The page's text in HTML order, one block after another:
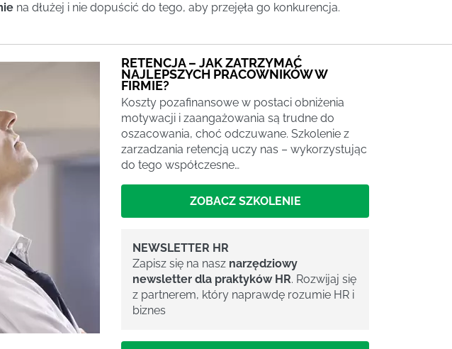
na dłużej i nie dopuścić do tego, aby przejęła go konkurencja.
RETENCJA – JAK ZATRZYMAĆ
NAJLEPSZYCH PRACOWNIKÓW W
FIRMIE?
Koszty pozafinansowe w postaci obniżenia
motywacji i zaangażowania są trudne do
oszacowania, choć odczuwane. Szkolenie z
zarzadzania retencją uczy nas – wykorzystując
do tego współczesne…
ZOBACZ SZKOLENIE
NEWSLETTER HR
Zapisz się na nasz narzędziowy
newsletter dla praktyków HR. Rozwijaj się
z partnerem, który naprawdę rozumie HR i
biznes